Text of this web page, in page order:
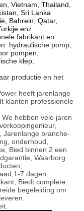
Vietnam, Thailand,
Sri Lanka
Bahrein, Qatar,
enz.
fabrikant en
hydraulische pomp,
pompen,
klep,
productie en het
heeft jarenlange
klanten professionele
hebben vele jaren
Jarenlange branche-
onderhoud,
Bied binnen 2 een
Waarborg
1-7 dagen.
Biedt complete
begeleiding om